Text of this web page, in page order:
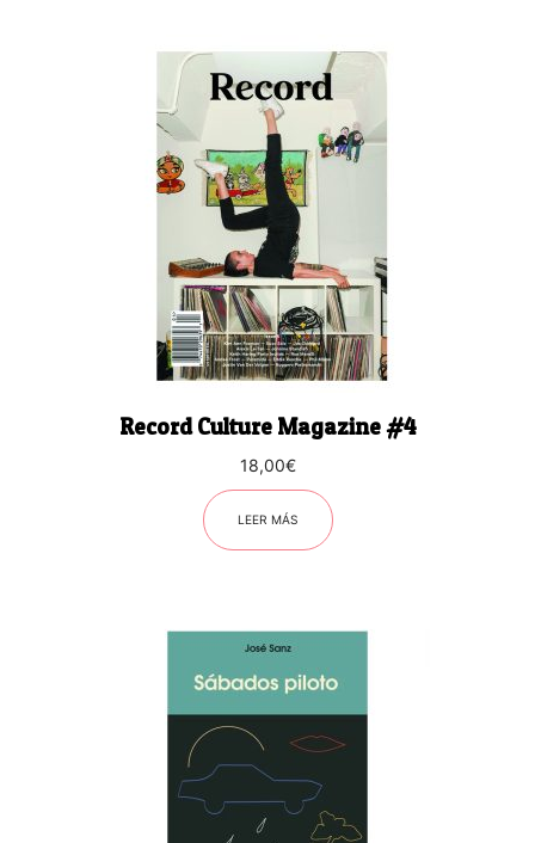
Record Culture Magazine #4
18,00€
LEER MÁS